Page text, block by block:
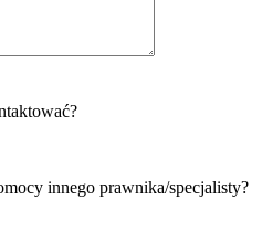
innego prawnika/specjalisty?